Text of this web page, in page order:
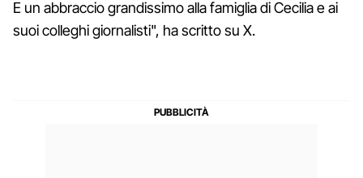
E un abbraccio grandissimo alla famiglia di Cecilia e ai
suoi colleghi giornalisti", ha scritto su X.